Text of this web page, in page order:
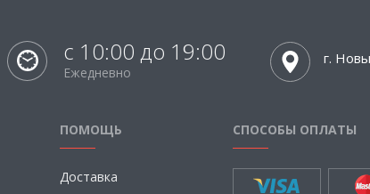
с 10:00 до 19:00
Ежедневно
г.
ПОМОЩЬ
Доставка
СПОСОБЫ ОПЛАТЫ